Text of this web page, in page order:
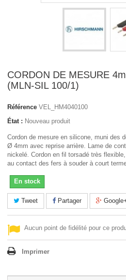
CORDON DE MESURE
(MLN-SIL 100/1)
Référence VEL_HM4040100
État : Nouveau produit
Cordon de mesure en silicone, muni des
Ø 4mm avec reprise arrière. Lame de
nickelé. Cordon en fil torsadé très
au contact des fers à souder à court
En stock
Tweet Partager
Aucun point de fidélité pour ce
Imprimer